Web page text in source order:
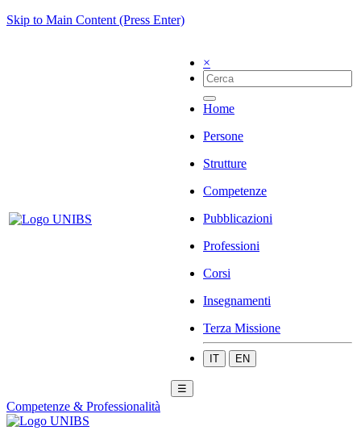
Skip to Main Content (Press Enter)
×
Home
Persone
Strutture
Competenze
Pubblicazioni
Professioni
Corsi
Insegnamenti
Terza Missione
IT EN
☰
Competenze & Professionalità